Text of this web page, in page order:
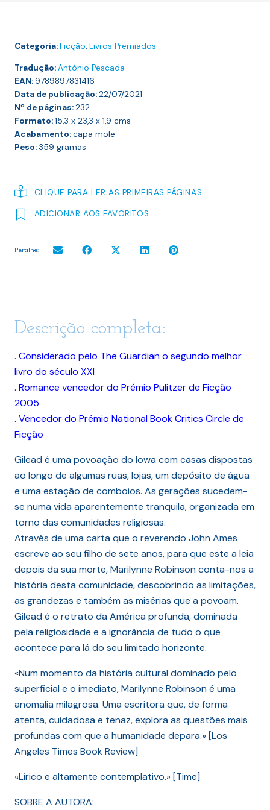
Categoria:Ficção, Livros Premiados
Tradução:António Pescada
EAN:9789897831416
Data de publicação:22/07/2021
Nº de páginas:232
Formato:15,3 x 23,3 x 1,9 cms
Acabamento:capa mole
Peso:359 gramas
CLIQUE PARA LER AS PRIMEIRAS PÁGINAS
ADICIONAR AOS FAVORITOS
Partilhe:
Descrição completa:
. Considerado pelo The Guardian o segundo melhor
livro do século XXI
. Romance vencedor do Prémio Pulitzer de Ficção
2005
. Vencedor do Prémio National Book Critics Circle de
Ficção
Gilead é uma povoação do Iowa com casas dispostas
ao longo de algumas ruas, lojas, um depósito de água
e uma estação de comboios. As gerações sucedem-
se numa vida aparentemente tranquila, organizada em
torno das comunidades religiosas.
Através de uma carta que o reverendo John Ames
escreve ao seu filho de sete anos, para que este a leia
depois da sua morte, Marilynne Robinson conta-nos a
história desta comunidade, descobrindo as limitações,
as grandezas e também as misérias que a povoam.
Gilead é o retrato da América profunda, dominada
pela religiosidade e a ignorância de tudo o que
acontece para lá do seu limitado horizonte.
«Num momento da história cultural dominado pelo
superficial e o imediato, Marilynne Robinson é uma
anomalia milagrosa. Uma escritora que, de forma
atenta, cuidadosa e tenaz, explora as questões mais
profundas com que a humanidade depara.» [Los
Angeles Times Book Review]
«Lírico e altamente contemplativo.» [Time]
SOBRE A AUTORA: